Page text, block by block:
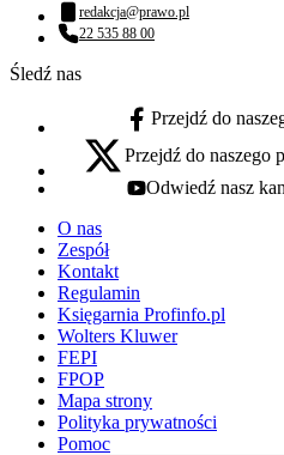
Adres email:
redakcja@prawo.pl
Numer telefonu:
22 535 88 00
Śledź nas
facebook - otwiera się w
Przejdź do
x - otwiera się w nowej karcie
Przejdź do
youtube - otwiera się w
Odwiedź nasz
O nas
Zespół
Kontakt
Regulamin
Księgarnia Profinfo.pl
Wolters Kluwer
FEPI
FPOP
Mapa strony
Polityka prywatności
Pomoc